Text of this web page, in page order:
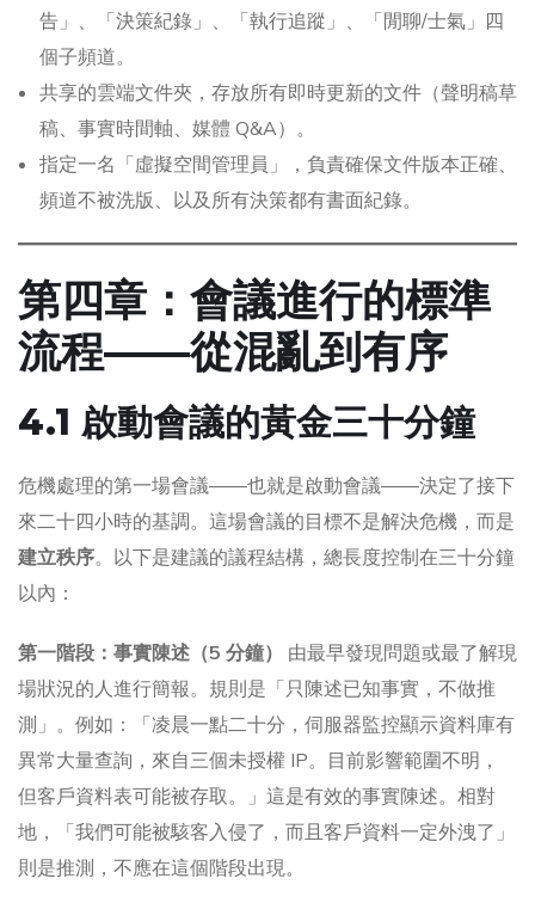
告」、「決策紀錄」、「執行追蹤」、「閒聊/士氣」四
個子頻道。
共享的雲端文件夾，存放所有即時更新的文件（聲明稿草
稿、事實時間軸、媒體 Q&A）。
指定一名「虛擬空間管理員」，負責確保文件版本正確、
頻道不被洗版、以及所有決策都有書面紀錄。
第四章：會議進行的標準
流程——從混亂到有序
4.1 啟動會議的黃金三十分鐘
危機處理的第一場會議——也就是啟動會議——決定了接下
來二十四小時的基調。這場會議的目標不是解決危機，而是
建立秩序。以下是建議的議程結構，總長度控制在三十分鐘
以內：
第一階段：事實陳述（5 分鐘）
由最早發現問題或最了解現
場狀況的人進行簡報。規則是「只陳述已知事實，不做推
測」。例如：「凌晨一點二十分，伺服器監控顯示資料庫有
異常大量查詢，來自三個未授權 IP。目前影響範圍不明，
但客戶資料表可能被存取。」這是有效的事實陳述。相對
地，「我們可能被駭客入侵了，而且客戶資料一定外洩了」
則是推測，不應在這個階段出現。